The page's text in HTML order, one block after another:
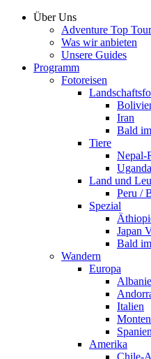
Über Uns
Adventure Top
Was wir anbieten
Unsere Guides
Programm
Fotoreisen
Iran
Bald
Tiere
Nepal-
Land und
Peru /
Spezial
Japan
Bald
Wandern
Europa
Italien
Spanien
Amerika
Chile-